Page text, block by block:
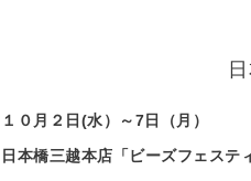
１０月２日(水）～7日（月）
日本橋三越本店「ビーズフェステ